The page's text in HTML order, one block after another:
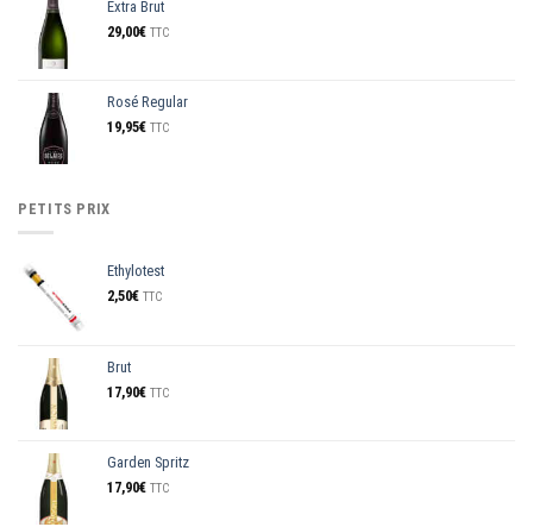
Extra Brut
29,00€ TTC
Rosé Regular
19,95€ TTC
PETITS PRIX
Ethylotest
2,50€ TTC
Brut
17,90€ TTC
Garden Spritz
17,90€ TTC